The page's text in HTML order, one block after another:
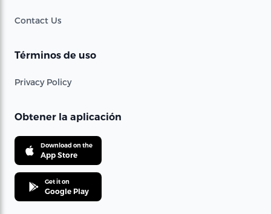
Contact Us
Términos de uso
Privacy Policy
Obtener la aplicación
Download on the
App Store
Get it on
Google Play